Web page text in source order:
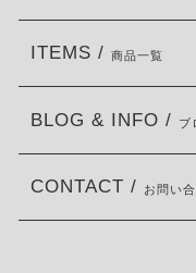
ITEMS / 商品一覧
BLOG & INFO / ブ
CONTACT / お問い